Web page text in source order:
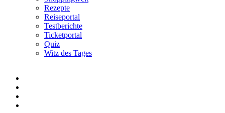
Rezepte
Reiseportal
Testberichte
Ticketportal
Quiz
Witz des Tages